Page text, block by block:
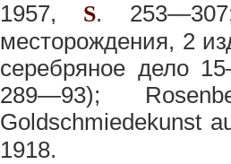
1957, S.
месторождения, 2
серебряное дело
289—93);
Goldschmiedekunst
1918.